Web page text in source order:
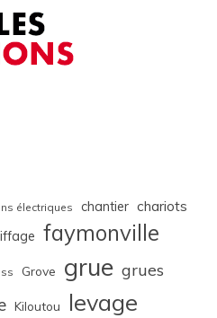
électriques chantier chariots
faymonville
Grove grue grues
Kiloutou levage